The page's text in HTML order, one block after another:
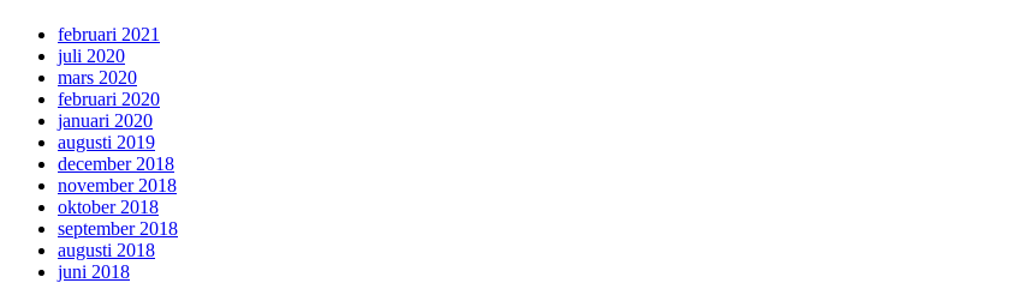
februari 2021
juli 2020
mars 2020
februari 2020
januari 2020
augusti 2019
december 2018
november 2018
oktober 2018
september 2018
augusti 2018
juni 2018